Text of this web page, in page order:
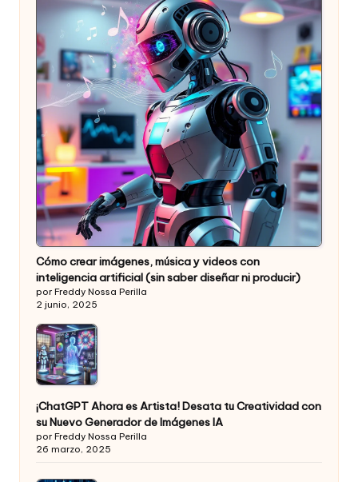
Cómo crear imágenes, música y videos con
inteligencia artificial (sin saber diseñar ni producir)
por Freddy Nossa Perilla
2 junio, 2025
¡ChatGPT Ahora es Artista! Desata tu Creatividad con
su Nuevo Generador de Imágenes IA
por Freddy Nossa Perilla
26 marzo, 2025